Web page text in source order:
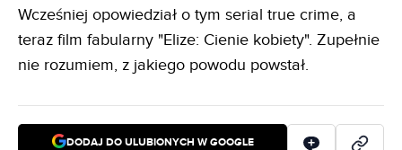
Wcześniej opowiedział o tym serial true crime, a
teraz film fabularny "Elize: Cienie kobiety". Zupełnie
nie rozumiem, z jakiego powodu powstał.
DODAJ DO ULUBIONYCH W GOOGLE